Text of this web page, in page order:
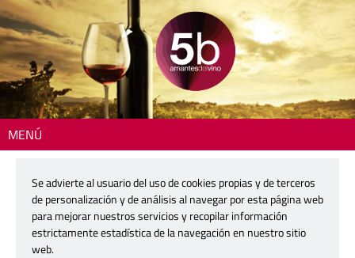
MENÚ
Aliats Tinto
10 junio, 2026
Se advierte al usuario del uso de cookies propias y de terceros
de personalización y de análisis al navegar por esta página web
para mejorar nuestros servicios y recopilar información
estrictamente estadística de la navegación en nuestro sitio
web.